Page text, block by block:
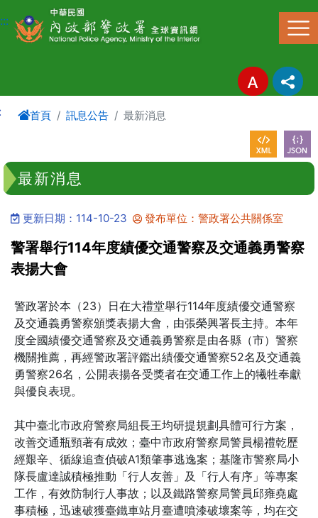
進入內容區塊
:::
首頁 訊息公告 最新消息
最新消息
更新日期：114-10-23 發布單位：警政署公共關係室
警署舉行114年度績優交通警察及交通義勇警察
表揚大會
警政署於本（23）日在大禮堂舉行114年度績優交通警察
及交通義勇警察頒獎表揚大會，由張榮興署長主持。本年
度全國績優交通警察及交通義勇警察是由各縣（市）警察
機關推薦，再經警政署評鑑出績優交通警察52名及交通義
勇警察26名，公開表揚各受獎者在交通工作上的犧牲奉獻
與優良表現。
其中臺北市政府警察局組長王均研提規劃具體可行方案，
改善交通瓶頸著有成效；臺中市政府警察局警員楊禮乾歷
經艱辛、循線追查偵破A1類肇事逃逸案；基隆市警察局小
隊長盧達誠積極推動「行人友善」及「行人有序」等專案
工作，有效防制行人事故；以及鐵路警察局警員邱雍堯處
事積極，迅速破獲臺鐵車站月臺遭噴漆破壞案等，均在交